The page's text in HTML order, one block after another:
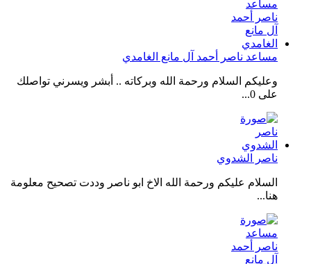
مساعد ناصر أحمد آل مانع الغامدي
وعليكم السلام ورحمة الله وبركاته .. أبشر ويسرني تواصلك
على 0...
ناصر الشدوي
السلام عليكم ورحمة الله الاخ ابو ناصر وددت تصحيح معلومة
هنا...